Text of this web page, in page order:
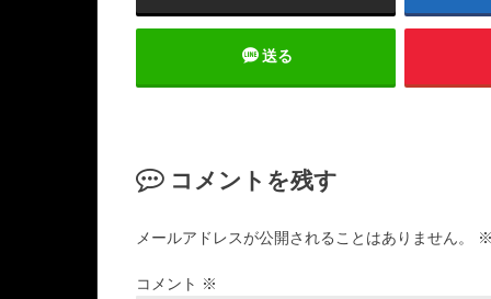
送る
コメントを残す
メールアドレスが公開されることはありません。
コメント ※